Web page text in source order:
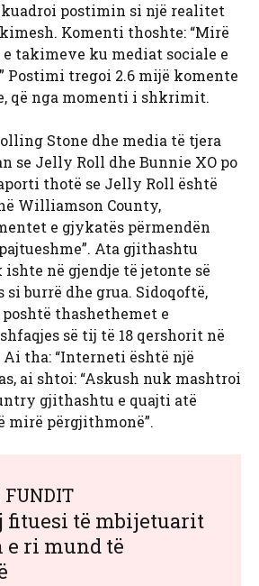
postimin si një realitet
Komenti thoshte: “Mirë
e takimeve ku mediat sociale e
Postimi tregoi 2.6 mijë komente
që nga momenti i shkrimit.
Stone dhe media të tjera
se Jelly Roll dhe Bunnie XO po
thotë se Jelly Roll është
Williamson County,
e gjykatës përmendën
Ata gjithashtu
në gjendje të jetonte së
si burrë dhe grua. Sidoqoftë,
thashethemet e
së tij të 18 qershorit në
Ai tha: “Interneti është një
ai shtoi: “Askush nuk mashtroi
gjithashtu e quajti atë
mirë përgjithmonë”.
fituesi të mbijetuarit
e ri mund të